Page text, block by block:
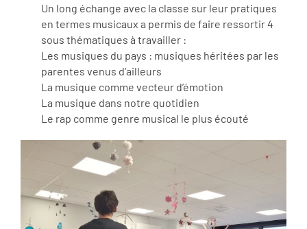
Un long échange avec la classe sur leur pratiques
en termes musicaux a permis de faire ressortir 4
sous thématiques à travailler :
Les musiques du pays : musiques héritées par les
parentes venus d’ailleurs
La musique comme vecteur d’émotion
La musique dans notre quotidien
Le rap comme genre musical le plus écouté